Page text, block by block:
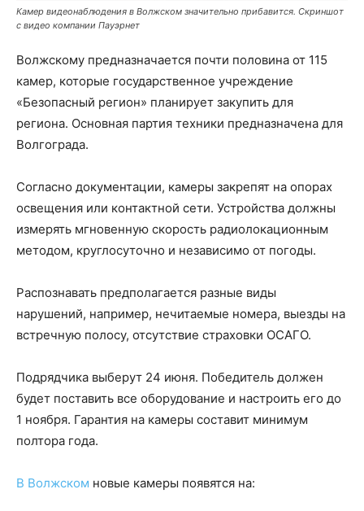
Камер видеонаблюдения в Волжском значительно прибавится. Скриншот
с видео компании Пауэрнет
Волжскому предназначается почти половина от 115
камер, которые государственное учреждение
«Безопасный регион» планирует закупить для
региона. Основная партия техники предназначена для
Волгограда.
Согласно документации, камеры закрепят на опорах
освещения или контактной сети. Устройства должны
измерять мгновенную скорость радиолокационным
методом, круглосуточно и независимо от погоды.
Распознавать предполагается разные виды
нарушений, например, нечитаемые номера, выезды на
встречную полосу, отсутствие страховки ОСАГО.
Подрядчика выберут 24 июня. Победитель должен
будет поставить все оборудование и настроить его до
1 ноября. Гарантия на камеры составит минимум
полтора года.
В Волжском новые камеры появятся на: